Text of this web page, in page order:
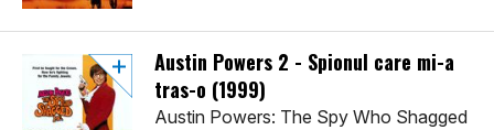
Austin Powers 2 - Spionul care mi-a
tras-o (1999)
Austin Powers: The Spy Who Shagged